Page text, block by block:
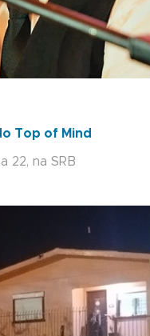
Top of Mind
22, na SRB